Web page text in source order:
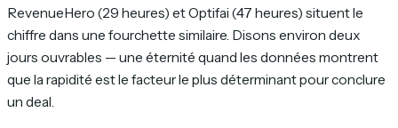
RevenueHero (29 heures) et Optifai (47 heures) situent le
chiffre dans une fourchette similaire. Disons environ deux
jours ouvrables — une éternité quand les données montrent
que la rapidité est le facteur le plus déterminant pour conclure
un deal.